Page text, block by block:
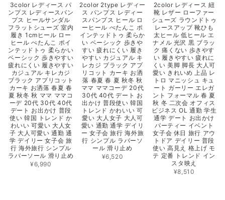
3color レディース パ
ンプス レディースパン
プス ヒールサンダル
フラットシューズ 室内
履き 1cmヒール ロー
ヒール ぺたんこ ポイ
ンテッドトゥ 柔らかい
ベーシック 歩きやすい
疲れにくい 履きやすい
カジュアル キレカジ
ブラック アプリコット
カーキ お洒落 春夏 春
夏 秋冬 秋 ママ ママコ
ーデ 20代 30代 40代
デート お出かけ 普段
使い 韓国 トレンド か
わいい 可愛い 大人女
子 大人可愛い 通勤 通
学 デイリー 女子会 旅
行 海外旅行 シンプル
ラバーソール 滑り止め
¥6,990
2color 2type レディー
ス パンプス レディー
スパンプス ヒール ロ
ーヒール ぺたんこ ポ
インテッドトゥ 柔らか
い ベーシック 歩きや
すい 疲れにくい 履き
やすい カジュアル キ
レカジ ブラック アプ
リコット カーキ お洒
落 春夏 春 夏 秋冬 秋
ママ ママコーデ 20代
30代 40代 デート お
出かけ 普段使い 韓国
トレンド かわいい 可
愛い 大人女子 大人可
愛い 通勤 通学 デイリ
ー 女子会 旅行 海外旅
行 シンプル ラバーソ
ール 滑り止め
¥6,520
2color レディース 紐
靴 レザー ローファー
シューズ ラウンドトゥ
レースアップ 靴ひも
太ヒール 低ヒール エ
ナメル 光沢 黒 ブラッ
ク 痛くない 歩きやす
い 履きやすい 疲れに
くい 美脚 脚長 大人可
愛い きれいめ 上品 レ
トロ マニッシュ キュ
ート ガーリー エレガ
ント フォーマル 春 夏
秋 冬 二次会 オフィス
ビジネス OL 通勤 学生
通学 デート お出かけ
パーティー イベント
女子会 休日 旅行 アウ
トドア デイリー 普段
使い 高見え 格上げ モ
テ 定番 トレンド イン
スタ映え
¥8,510